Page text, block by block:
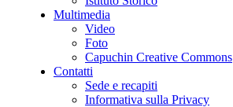
Multimedia
Video
Foto
Capuchin Creative Commons
Contatti
Sede e recapiti
Informativa sulla Privacy